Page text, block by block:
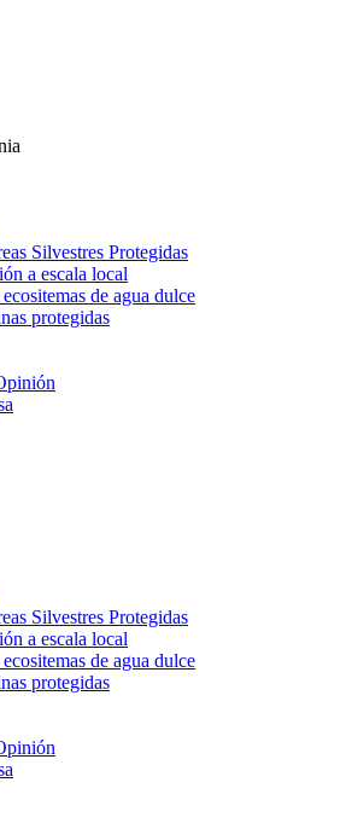
Silvestres Protegidas
a escala local
de agua dulce
protegidas
Silvestres Protegidas
a escala local
de agua dulce
protegidas